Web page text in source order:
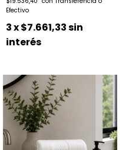
3x$7.661,33sin
interés